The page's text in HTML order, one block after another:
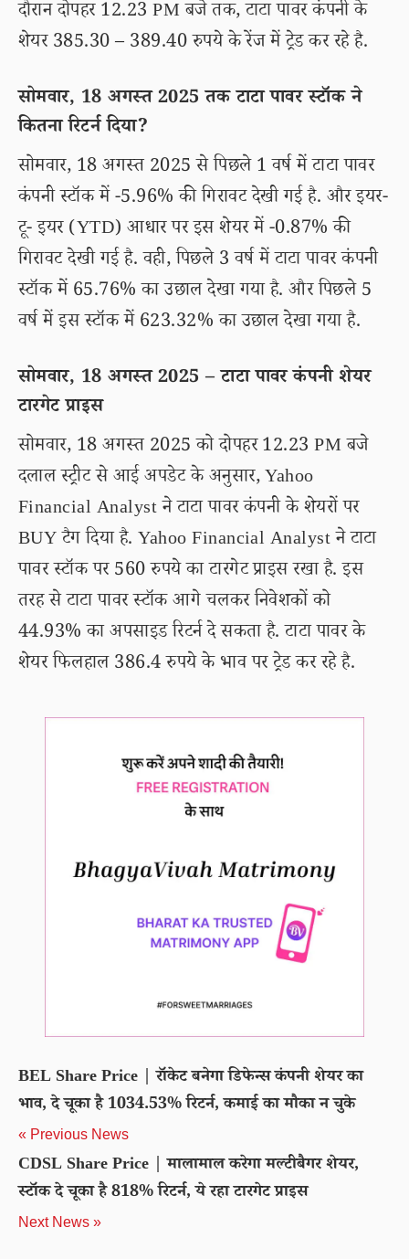
दौरान दोपहर 12.23 PM बजे तक, टाटा पावर कंपनी के
शेयर 385.30 – 389.40 रुपये के रेंज में ट्रेड कर रहे है.
सोमवार, 18 अगस्त 2025 तक टाटा पावर स्टॉक ने
कितना रिटर्न दिया?
सोमवार, 18 अगस्त 2025 से पिछले 1 वर्ष में टाटा पावर
कंपनी स्टॉक में -5.96% की गिरावट देखी गई है. और इयर-
टू- इयर (YTD) आधार पर इस शेयर में -0.87% की
गिरावट देखी गई है. वही, पिछले 3 वर्ष में टाटा पावर कंपनी
स्टॉक में 65.76% का उछाल देखा गया है. और पिछले 5
वर्ष में इस स्टॉक में 623.32% का उछाल देखा गया है.
सोमवार, 18 अगस्त 2025 – टाटा पावर कंपनी शेयर
टारगेट प्राइस
सोमवार, 18 अगस्त 2025 को दोपहर 12.23 PM बजे
दलाल स्ट्रीट से आई अपडेट के अनुसार, Yahoo
Financial Analyst ने टाटा पावर कंपनी के शेयरों पर
BUY टैग दिया है. Yahoo Financial Analyst ने टाटा
पावर स्टॉक पर 560 रुपये का टारगेट प्राइस रखा है. इस
तरह से टाटा पावर स्टॉक आगे चलकर निवेशकों को
44.93% का अपसाइड रिटर्न दे सकता है. टाटा पावर के
शेयर फिलहाल 386.4 रुपये के भाव पर ट्रेड कर रहे है.
BEL Share Price | रॉकेट बनेगा डिफेन्स कंपनी शेयर का
भाव, दे चूका है 1034.53% रिटर्न, कमाई का मौका न चुके
« Previous News
CDSL Share Price | मालामाल करेगा मल्टीबैगर शेयर,
स्टॉक दे चूका है 818% रिटर्न, ये रहा टारगेट प्राइस
Next News »